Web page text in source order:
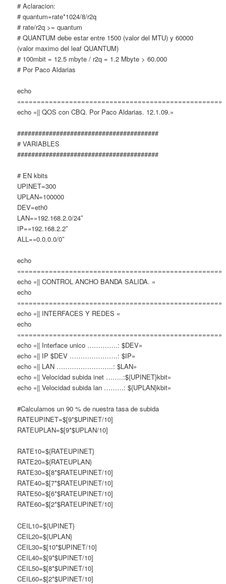
# Aclaracion:
# quantum=rate*1024/8/r2q
# rate/r2q >= quantum
# QUANTUM debe estar entre 1500 (valor del MTU) y 60000
(valor maximo del leaf QUANTUM)
# 100mbit = 12.5 mbyte / r2q = 1.2 Mbyte > 60.000
# Por Paco Aldarias
echo
«=================================================»
echo «|| QOS con CBQ. Por Paco Aldarias. 12.1.09.»
########################################
# VARIABLES
########################################
# EN kbits
UPINET=300
UPLAN=100000
DEV=eth0
LAN=»192.168.2.0/24″
IP=»192.168.2.2″
ALL=»0.0.0.0/0″
echo
«=================================================»
echo «|| CONTROL ANCHO BANDA SALIDA. «
echo
«=================================================»
echo «|| INTERFACES Y REDES «
echo
«=================================================»
echo «|| Interface unico …………..: $DEV»
echo «|| IP $DEV ………………….: $IP»
echo «|| LAN ……………………..: $LAN»
echo «|| Velocidad subida inet ……..:${UPINET}kbit»
echo «|| Velocidad subida lan ………: ${UPLAN}kbit»
#Calculamos un 90 % de nuestra tasa de subida
RATEUPINET=$[9*$UPINET/10]
RATEUPLAN=$[9*$UPLAN/10]
RATE10=${RATEUPINET}
RATE20=${RATEUPLAN}
RATE30=$[8*$RATEUPINET/10]
RATE40=$[7*$RATEUPINET/10]
RATE50=$[6*$RATEUPINET/10]
RATE60=$[2*$RATEUPINET/10]
CEIL10=${UPINET}
CEIL20=${UPLAN}
CEIL30=$[10*$UPINET/10]
CEIL40=$[9*$UPINET/10]
CEIL50=$[8*$UPINET/10]
CEIL60=$[2*$UPINET/10]